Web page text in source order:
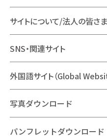
サイトについて/法人の皆さ
SNS・関連サイト
外国語サイト（Global
写真ダウンロード
パンフレットダウンロード